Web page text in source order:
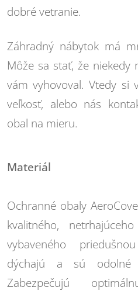
dobré vetranie.
Záhradný nábytok má
Môže sa stať, že niekedy
vám vyhovoval. Vtedy si
veľkosť, alebo nás
obal na mieru.
Materiál
Ochranné obaly
kvalitného,
vybaveného
dýchajú a sú
Zabezpečujú